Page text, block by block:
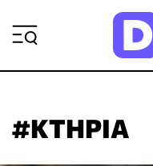
#ΚΤΗΡΙΑ